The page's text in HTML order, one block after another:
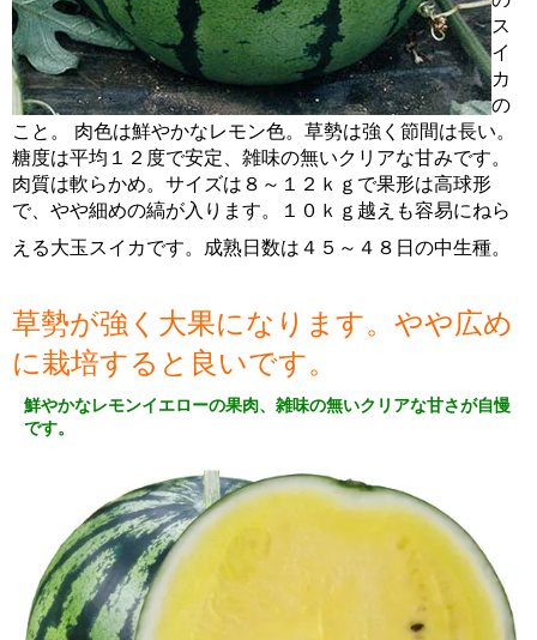
ス
イ
カ
の
こと。 肉色は鮮やかなレモン色。草勢は強く節間は長い。
糖度は平均１２度で安定、雑味の無いクリアな甘みです。
肉質は軟らかめ。サイズは８～１２ｋｇで果形は高球形
で、やや細めの縞が入ります。１０ｋｇ越えも容易にねら
える大玉スイカです。成熟日数は４５～４８日の中生種。
草勢が強く大果になります。やや広め
に栽培すると良いです。
鮮やかなレモンイエローの果肉、雑味の無いクリアな甘さが自慢
です。